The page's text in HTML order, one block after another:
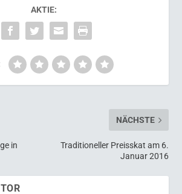
AKTIE:
in
NÄCHSTE
Traditioneller Preisskat am 6.
Januar 2016